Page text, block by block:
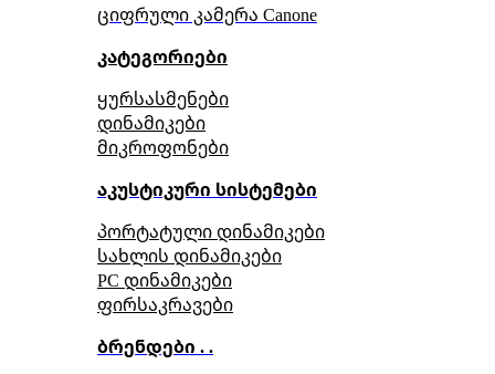
ციფრული კამერა Сanone
კატეგორიები
ყურსასმენები
დინამიკები
მიკროფონები
აკუსტიკური სისტემები
პორტატული დინამიკები
სახლის დინამიკები
PC დინამიკები
ფირსაკრავები
ბრენდები . .